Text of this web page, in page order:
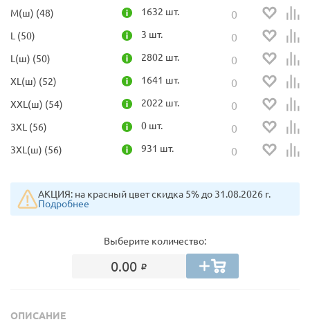
M(ш) (48) 1632 шт.
L (50) 3 шт.
L(ш) (50) 2802 шт.
XL(ш) (52) 1641 шт.
XXL(ш) (54) 2022 шт.
3XL (56) 0 шт.
3ХL(ш) (56) 931 шт.
АКЦИЯ: на красный цвет скидка 5% до 31.08.2026 г.
Подробнее
Выберите количество:
0.00
ОПИСАНИЕ